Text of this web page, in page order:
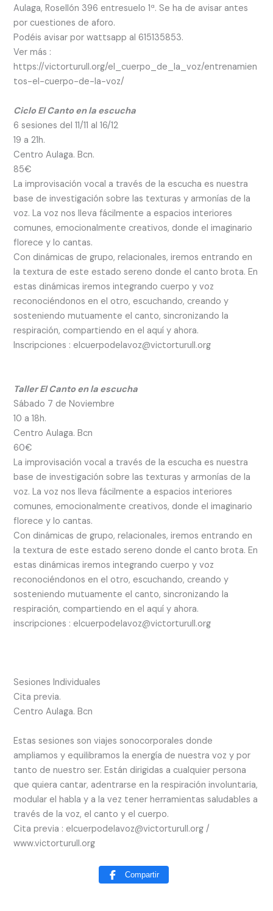
Aulaga, Rosellón 396 entresuelo 1ª. Se ha de avisar antes
por cuestiones de aforo.
Podéis avisar por wattsapp al 615135853.
Ver más :
https://victorturull.org/el_cuerpo_de_la_voz/entrenamien
tos-el-cuerpo-de-la-voz/
Ciclo El Canto en la escucha
6 sesiones del 11/11 al 16/12
19 a 21h.
Centro Aulaga. Bcn.
85€
La improvisación vocal a través de la escucha es nuestra
base de investigación sobre las texturas y armonías de la
voz. La voz nos lleva fácilmente a espacios interiores
comunes, emocionalmente creativos, donde el imaginario
florece y lo cantas.
Con dinámicas de grupo, relacionales, iremos entrando en
la textura de este estado sereno donde el canto brota. En
estas dinámicas iremos integrando cuerpo y voz
reconociéndonos en el otro, escuchando, creando y
sosteniendo mutuamente el canto, sincronizando la
respiración, compartiendo en el aquí y ahora.
Inscripciones : elcuerpodelavoz@victorturull.org
Taller El Canto en la escucha
Sábado 7 de Noviembre
10 a 18h.
Centro Aulaga. Bcn
60€
La improvisación vocal a través de la escucha es nuestra
base de investigación sobre las texturas y armonías de la
voz. La voz nos lleva fácilmente a espacios interiores
comunes, emocionalmente creativos, donde el imaginario
florece y lo cantas.
Con dinámicas de grupo, relacionales, iremos entrando en
la textura de este estado sereno donde el canto brota. En
estas dinámicas iremos integrando cuerpo y voz
reconociéndonos en el otro, escuchando, creando y
sosteniendo mutuamente el canto, sincronizando la
respiración, compartiendo en el aquí y ahora.
inscripciones : elcuerpodelavoz@victorturull.org
Sesiones Individuales
Cita previa.
Centro Aulaga. Bcn
Estas sesiones son viajes sonocorporales donde
ampliamos y equilibramos la energía de nuestra voz y por
tanto de nuestro ser. Están dirigidas a cualquier persona
que quiera cantar, adentrarse en la respiración involuntaria,
modular el habla y a la vez tener herramientas saludables a
través de la voz, el canto y el cuerpo.
Cita previa : elcuerpodelavoz@victorturull.org /
www.victorturull.org
Compartir